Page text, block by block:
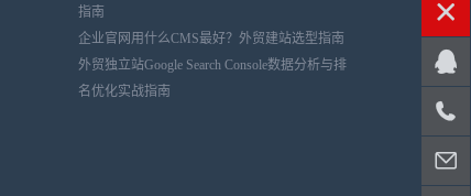
指南
企业官网用什么CMS最好？外贸建站选型指南
外贸独立站Google Search Console数据分析与排
名优化实战指南